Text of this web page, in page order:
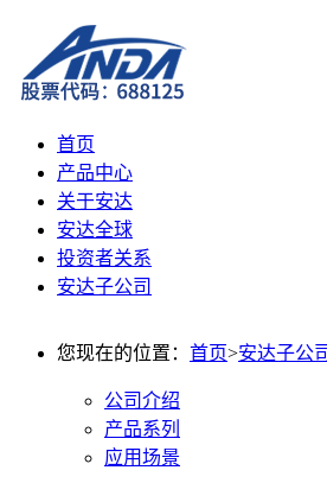
首页
产品中心
关于安达
安达全球
投资者关系
安达子公司
您现在的位置： 首页>安达子公
公司介绍
产品系列
应用场景